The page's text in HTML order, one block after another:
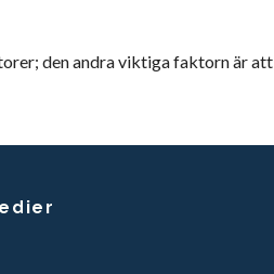
den andra viktiga faktorn är att